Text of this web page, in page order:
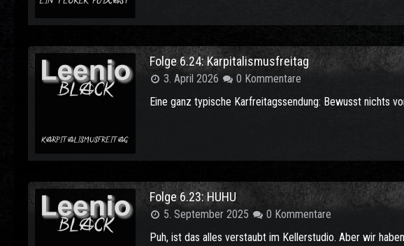
Folge 6.24: Karpitalismusfreitag
3. April 2026
0 Kommentare
Eine ganz typische Karfreitagssendung: Bewusst nichts
Folge 6.23: HUHU
5. September 2025
0 Kommentare
Puh, ist das alles verstaubt im Kellerstudio. Aber wir